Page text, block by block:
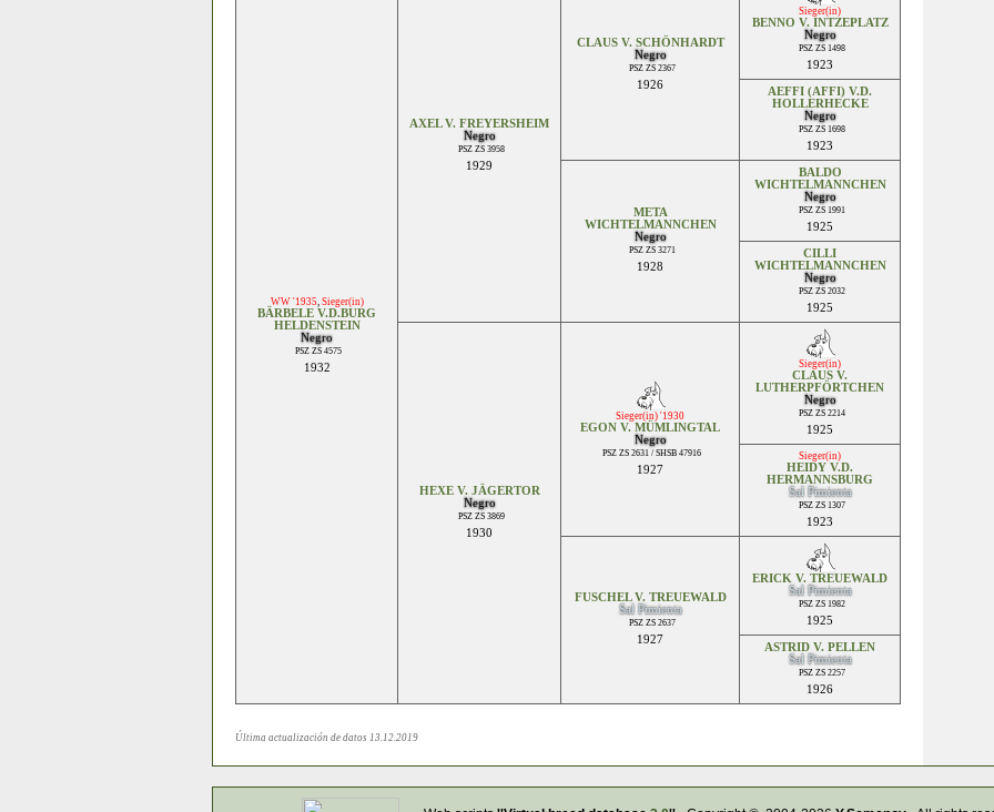
WW '1935, Sieger(in)
BÄRBELE V.D.BURG
HELDENSTEIN
Negro
PSZ ZS 4575
1932
AXEL V. FREYERSHEIM
Negro
PSZ ZS 3958
1929
CLAUS V. SCHÖNHARDT
Negro
PSZ ZS 2367
1926
Sieger(in)
BENNO V. INTZEPLATZ
Negro
PSZ ZS 1498
1923
AEFFI (AFFI) V.D.
HOLLERHECKE
Negro
PSZ ZS 1698
1923
META
WICHTELMANNCHEN
Negro
PSZ ZS 3271
1928
BALDO
WICHTELMANNCHEN
Negro
PSZ ZS 1991
1925
CILLI
WICHTELMANNCHEN
Negro
PSZ ZS 2032
1925
HEXE V. JÄGERTOR
Negro
PSZ ZS 3869
1930
Sieger(in) '1930
EGON V. MÜMLINGTAL
Negro
PSZ ZS 2631 / SHSB 47916
1927
Sieger(in)
CLAUS V.
LUTHERPFÖRTCHEN
Negro
PSZ ZS 2214
1925
Sieger(in)
HEIDY V.D.
HERMANNSBURG
Sal Pimienta
PSZ ZS 1307
1923
FUSCHEL V. TREUEWALD
Sal Pimienta
PSZ ZS 2637
1927
ERICK V. TREUEWALD
Sal Pimienta
PSZ ZS 1982
1925
ASTRID V. PELLEN
Sal Pimienta
PSZ ZS 2257
1926
Última actualización de datos 13.12.2019